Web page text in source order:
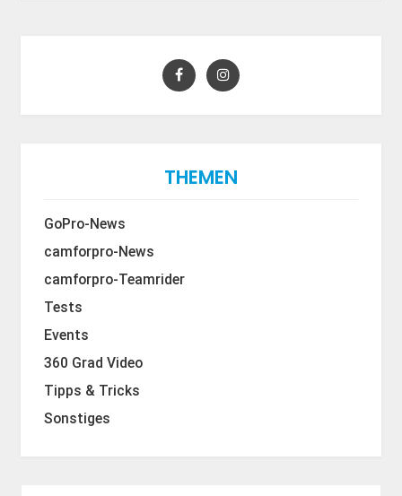
THEMEN
GoPro-News
camforpro-News
camforpro-Teamrider
Tests
Events
360 Grad Video
Tipps & Tricks
Sonstiges